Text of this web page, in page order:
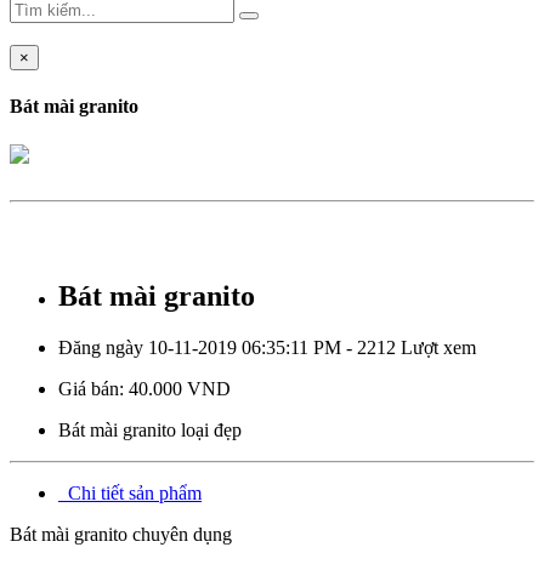
×
Bát mài granito
Bát mài granito
Đăng ngày 10-11-2019 06:35:11 PM - 2212 Lượt xem
Giá bán: 40.000 VND
Bát mài granito loại đẹp
Chi tiết sản phẩm
Bát mài granito chuyên dụng